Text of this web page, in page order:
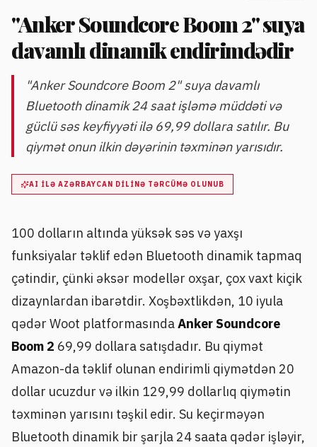
"Anker Soundcore Boom 2" suya
davamlı dinamik endirimdədir
"Anker Soundcore Boom 2" suya davamlı
Bluetooth dinamik 24 saat işləmə müddəti və
güclü səs keyfiyyəti ilə 69,99 dollara satılır. Bu
qiymət onun ilkin dəyərinin təxminən yarısıdır.
AI ILƏ AZƏRBAYCAN DILINƏ TƏRCÜMƏ OLUNUB
100 dolların altında yüksək səs və yaxşı
funksiyalar təklif edən Bluetooth dinamik tapmaq
çətindir, çünki əksər modellər oxşar, çox vaxt kiçik
dizaynlardan ibarətdir. Xoşbəxtlikdən, 10 iyula
qədər Woot platformasındaAnker Soundcore
Boom 2 69,99 dollara satışdadır. Bu qiymət
Amazon-da təklif olunan endirimli qiymətdən 20
dollar ucuzdur və ilkin 129,99 dollarlıq qiymətin
təxminən yarısını təşkil edir. Su keçirməyən
Bluetooth dinamik bir şarjla 24 saata qədər işləyir,